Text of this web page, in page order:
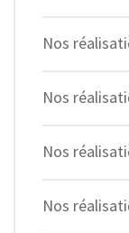
Nos
Nos
Nos
Nos